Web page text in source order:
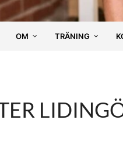
OM TRÄNING